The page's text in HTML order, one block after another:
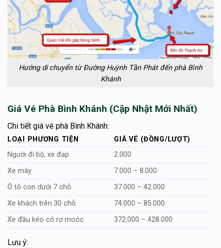
Hướng di chuyển từ Đường Huỳnh Tần Phát đến phà Bình
Khánh
Giá Vé Phà Bình Khánh (Cập Nhật Mới Nhất)
Chi tiết giá vé phà Bình Khánh:
LOẠI PHƯƠNG TIỆN
GIÁ VÉ (ĐỒNG/LƯỢT)
Người đi bộ, xe đạp
2.000
Xe máy
7.000 – 8.000
Ô tô con dưới 7 chỗ
37.000 – 42.000
Xe khách trên 30 chỗ
74.000 – 85.000
Xe đầu kéo có rơ moóc
372.000 – 428.000
Lưu ý: